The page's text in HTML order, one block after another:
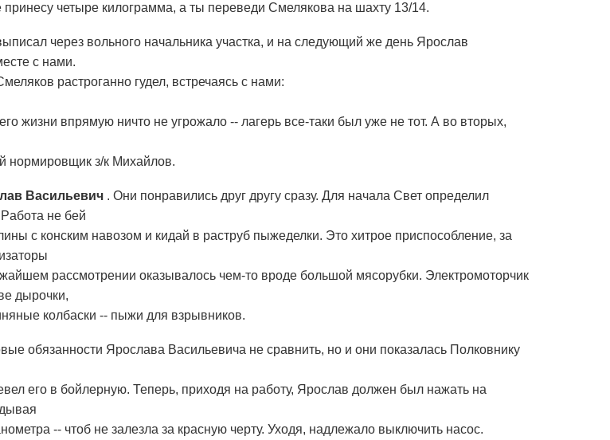
четыре килограмма, а ты переведи Смелякова на шахту 13/14.
через вольного начальника участка, и на следующий же день Ярослав
с нами.
растроганно гудел, встречаясь с нами:
жизни впрямую ничто не угрожало -- лагерь все-таки был уже не тот. А во вторых,
нормировщик з/к Михайлов.
Васильевич . Они понравились друг другу сразу. Для начала Свет определил
не бей
с конским навозом и кидай в раструб пыжеделки. Это хитрое приспособление, за
рассмотрении оказывалось чем-то вроде большой мясорубки. Электромоторчик
дырочки,
колбаски -- пыжи для взрывников.
обязанности Ярослава Васильевича не сравнить, но и они показалась Полковнику
его в бойлерную. Теперь, приходя на работу, Ярослав должен был нажать на
-- чтоб не залезла за красную черту. Уходя, надлежало выключить насос.